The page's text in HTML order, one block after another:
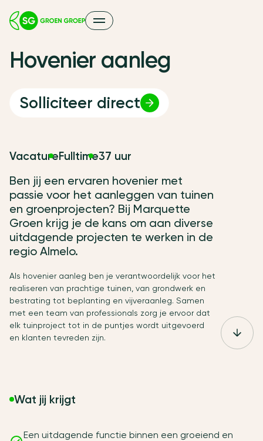
Hovenier aanleg
Solliciteer direct
VacatureFulltime37 uur
Ben jij een ervaren hovenier met
passie voor het aanleggen van tuinen
en groenprojecten? Bij Marquette
Groen krijg je de kans om aan diverse
uitdagende projecten te werken in de
regio Almelo.
Als hovenier aanleg ben je verantwoordelijk voor het
realiseren van prachtige tuinen, van grondwerk en
bestrating tot beplanting en vijveraanleg. Samen
met een team van professionals zorg je ervoor dat
elk tuinproject tot in de puntjes wordt uitgevoerd
en klanten tevreden zijn.
Wat jij krijgt
Een uitdagende functie binnen een groeiend en